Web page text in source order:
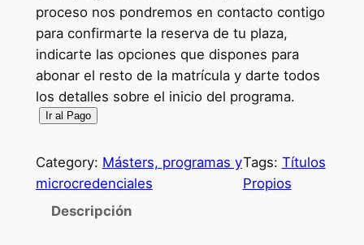
proceso nos pondremos en contacto contigo
para confirmarte la reserva de tu plaza,
indicarte las opciones que dispones para
abonar el resto de la matrícula y darte todos
los detalles sobre el inicio del programa.
s
e
Ir al Pago
Category: Másters, programas y
microcredenciales
Tags: Títulos
Propios
Descripción